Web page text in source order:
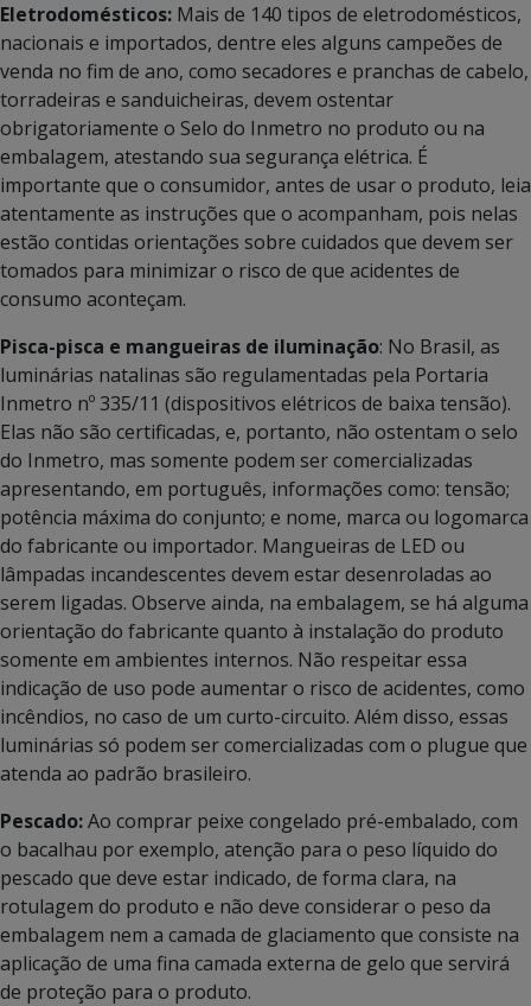
Eletrodomésticos: Mais de 140 tipos de eletrodomésticos,
nacionais e importados, dentre eles alguns campeões de
venda no fim de ano, como secadores e pranchas de cabelo,
torradeiras e sanduicheiras, devem ostentar
obrigatoriamente o Selo do Inmetro no produto ou na
embalagem, atestando sua segurança elétrica. É
importante que o consumidor, antes de usar o produto, leia
atentamente as instruções que o acompanham, pois nelas
estão contidas orientações sobre cuidados que devem ser
tomados para minimizar o risco de que acidentes de
consumo aconteçam.
Pisca-pisca e mangueiras de iluminação: No Brasil, as
luminárias natalinas são regulamentadas pela Portaria
Inmetro nº 335/11 (dispositivos elétricos de baixa tensão).
Elas não são certificadas, e, portanto, não ostentam o selo
do Inmetro, mas somente podem ser comercializadas
apresentando, em português, informações como: tensão;
potência máxima do conjunto; e nome, marca ou logomarca
do fabricante ou importador. Mangueiras de LED ou
lâmpadas incandescentes devem estar desenroladas ao
serem ligadas. Observe ainda, na embalagem, se há alguma
orientação do fabricante quanto à instalação do produto
somente em ambientes internos. Não respeitar essa
indicação de uso pode aumentar o risco de acidentes, como
incêndios, no caso de um curto-circuito. Além disso, essas
luminárias só podem ser comercializadas com o plugue que
atenda ao padrão brasileiro.
Pescado:Ao comprar peixe congelado pré-embalado, com
o bacalhau por exemplo, atenção para o peso líquido do
pescado que deve estar indicado, de forma clara, na
rotulagem do produto e não deve considerar o peso da
embalagem nem a camada de glaciamento que consiste na
aplicação de uma fina camada externa de gelo que servirá
de proteção para o produto.